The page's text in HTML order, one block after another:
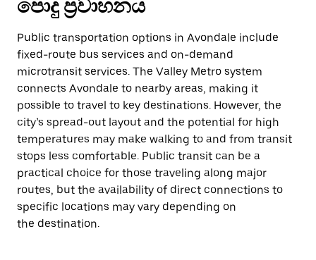
පොදු ප්‍රවාහනය
Public transportation options in Avondale include
fixed-route bus services and on-demand
microtransit services. The Valley Metro system
connects Avondale to nearby areas, making it
possible to travel to key destinations. However, the
city’s spread-out layout and the potential for high
temperatures may make walking to and from transit
stops less comfortable. Public transit can be a
practical choice for those traveling along major
routes, but the availability of direct connections to
specific locations may vary depending on
the destination.